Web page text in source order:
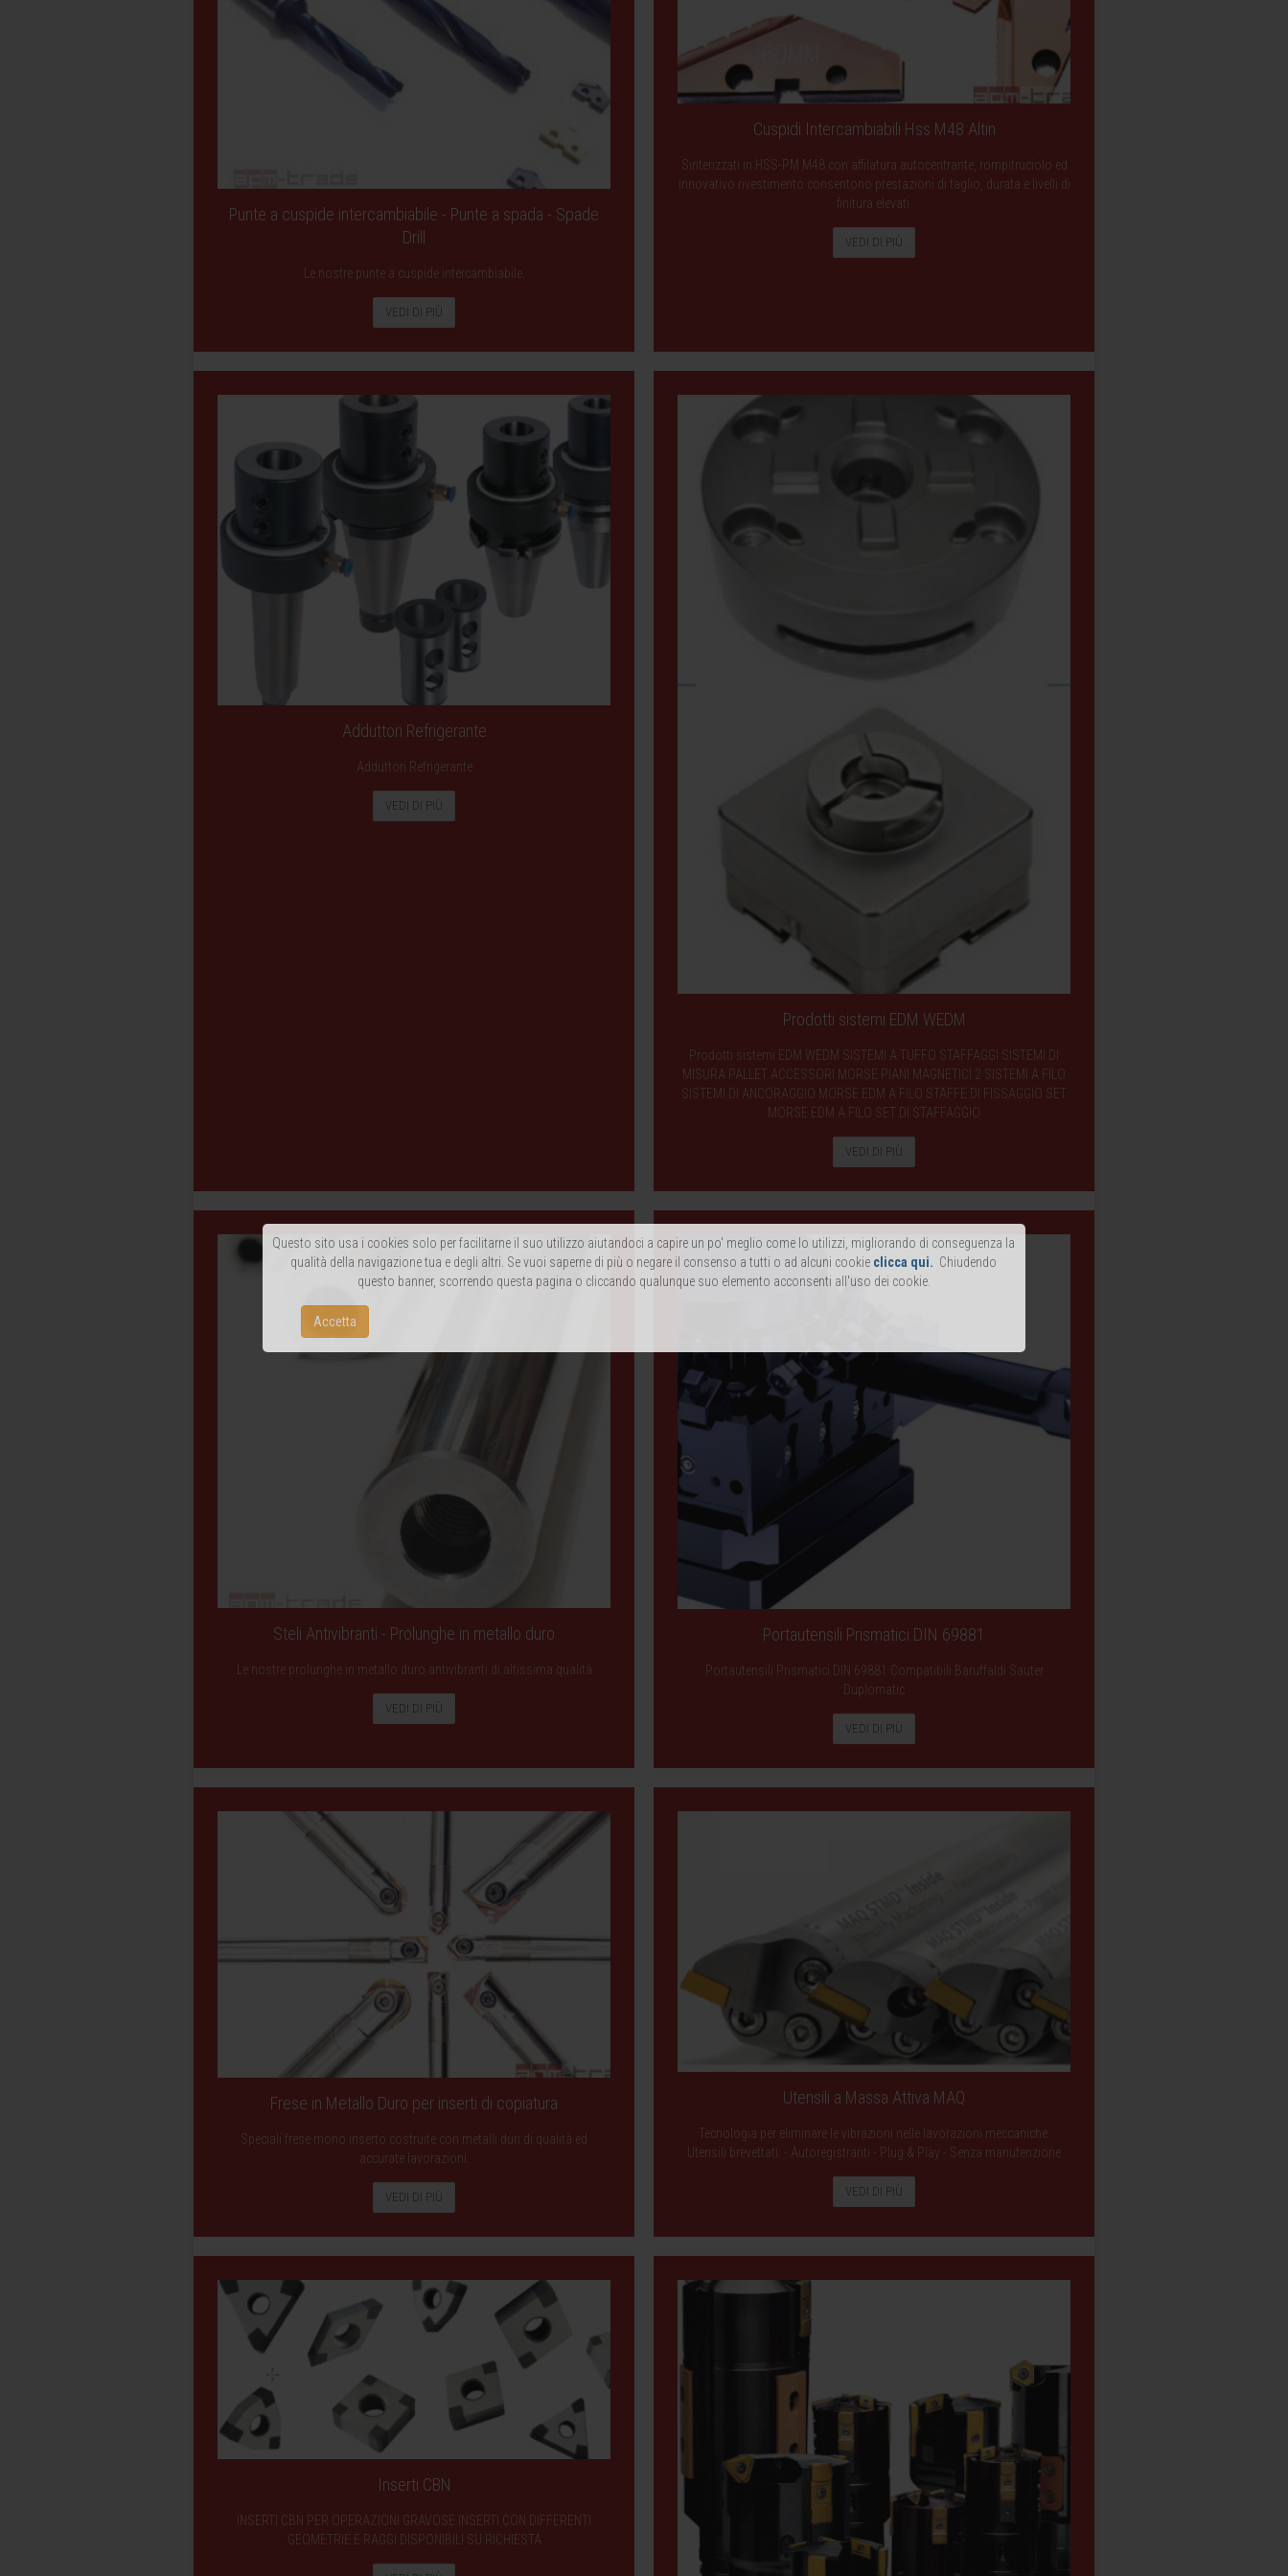
Questo sito usa i cookies solo per facilitarne il suo utilizzo aiutandoci a capire un po' meglio come lo utilizzi, migliorando di conseguenza la
qualità della navigazione tua e degli altri. Se vuoi saperne di più o negare il consenso a tutti o ad alcuni cookie clicca qui. Chiudendo
questo banner, scorrendo questa pagina o cliccando qualunque suo elemento acconsenti all'uso dei cookie.
Accetta
Punte a cuspide intercambiabile - Punte a spada - Spade
Drill
Le nostre punte a cuspide intercambiabile.
VEDI DI PIÙ
Cuspidi Intercambiabili Hss M48 Altin
Sinterizzati in HSS-PM M48 con affilatura autocentrante, rompitruciolo ed
innovativo rivestimento consentono prestazioni di taglio, durata e livelli di
finitura elevati.
VEDI DI PIÙ
Adduttori Refrigerante
Adduttori Refrigerante
VEDI DI PIÙ
Prodotti sistemi EDM WEDM
Prodotti sistemi EDM WEDM SISTEMI A TUFFO STAFFAGGI SISTEMI DI
MISURA PALLET ACCESSORI MORSE PIANI MAGNETICI 2 SISTEMI A FILO
SISTEMI DI ANCORAGGIO MORSE EDM A FILO STAFFE DI FISSAGGIO SET
MORSE EDM A FILO SET DI STAFFAGGIO
VEDI DI PIÙ
Steli Antivibranti - Prolunghe in metallo duro
Le nostre prolunghe in metallo duro antivibranti di altissima qualità
VEDI DI PIÙ
Portautensili Prismatici DIN 69881
Portautensili Prismatici DIN 69881 Compatibili Baruffaldi Sauter
Duplomatic
VEDI DI PIÙ
Frese in Metallo Duro per inserti di copiatura
Speciali frese mono inserto costruite con metalli duri di qualità ed
accurate lavorazioni.
VEDI DI PIÙ
Utensili a Massa Attiva MAQ
Tecnologia per eliminare le vibrazioni nelle lavorazioni meccaniche.
Utensili brevettati: - Autoregistranti - Plug & Play - Senza manutenzione
VEDI DI PIÙ
Inserti CBN
INSERTI CBN PER OPERAZIONI GRAVOSE INSERTI CON DIFFERENTI
GEOMETRIE E RAGGI DISPONIBILI SU RICHIESTA